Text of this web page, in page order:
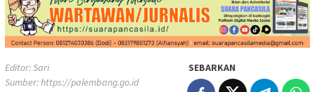
Editor: Sari
Sumber:https://palembang.go.id
SEBARKAN